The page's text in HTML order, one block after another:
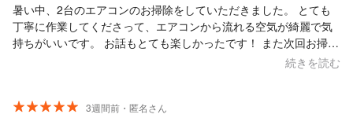
暑い中、2台のエアコンのお掃除をしていただきました。 とても
丁寧に作業してくださって、エアコンから流れる空気が綺麗で気
持ちがいいです。 お話もとても楽しかったです！ また次回お掃除
するときも、お願いしたいと思います。 ありがとうございまし
続きを読む
3週間前・匿名さん